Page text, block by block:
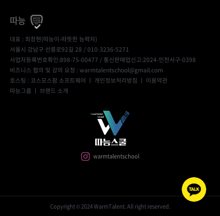
따능
대표 : 최창현(따능이-따뜻한 능력자)
서울시 강남구 선릉로92길 28 / 010-3236-5271
사업자등록번호확인:898-75-00477 / 통신판매업신고:2024-인천서구-0398
비즈니스 협의 및 강의 요청 : warmtalentschool@gmail.com
호스팅 : 코스모스팜 소프트웨어 ㅣ 개인정보처리방침 ㅣ 이용약관
따능그룹 ㅣ 브랜드 소개
warmtalentschool
Copyright © 2024 WarmTalent. All right reserved.